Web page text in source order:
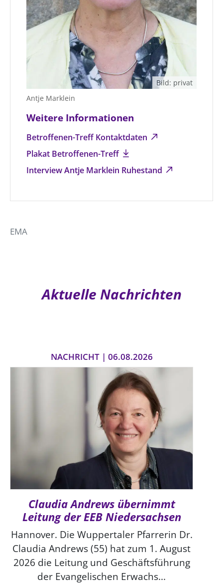
Bild: privat
Antje Marklein
Weitere Informationen
Betroffenen-Treff Kontaktdaten
Plakat Betroffenen-Treff
Interview Antje Marklein Ruhestand
EMA
Aktuelle Nachrichten
NACHRICHT | 06.08.2026
Claudia Andrews übernimmt
Leitung der EEB Niedersachsen
Hannover. Die Wuppertaler Pfarrerin Dr.
Claudia Andrews (55) hat zum 1. August
2026 die Leitung und Geschäftsführung
der Evangelischen Erwachs...